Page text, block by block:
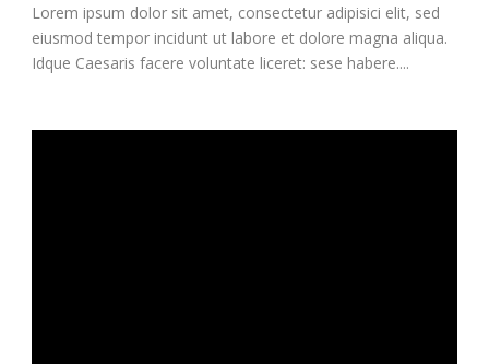
Lorem ipsum dolor sit amet, consectetur adipisici elit, sed
eiusmod tempor incidunt ut labore et dolore magna aliqua.
Idque Caesaris facere voluntate liceret: sese habere....